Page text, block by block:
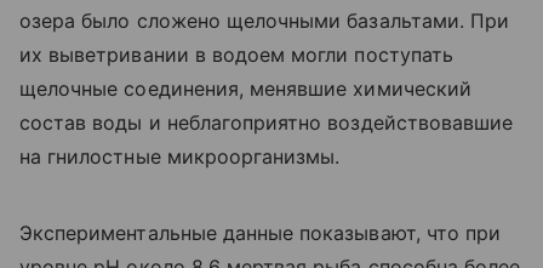
озера было сложено щелочными базальтами. При
их выветривании в водоем могли поступать
щелочные соединения, менявшие химический
состав воды и неблагоприятно воздействовавшие
на гнилостные микроорганизмы.
Экспериментальные данные показывают, что при